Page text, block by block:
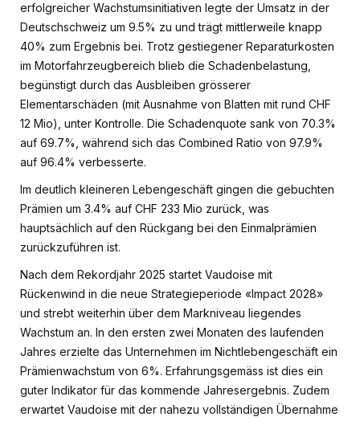
erfolgreicher Wachstumsinitiativen legte der Umsatz in der
Deutschschweiz um 9.5% zu und trägt mittlerweile knapp
40% zum Ergebnis bei. Trotz gestiegener Reparaturkosten
im Motorfahrzeugbereich blieb die Schadenbelastung,
begünstigt durch das Ausbleiben grösserer
Elementarschäden (mit Ausnahme von Blatten mit rund CHF
12 Mio), unter Kontrolle. Die Schadenquote sank von 70.3%
auf 69.7%, während sich das Combined Ratio von 97.9%
auf 96.4% verbesserte.
Im deutlich kleineren Lebengeschäft gingen die gebuchten
Prämien um 3.4% auf CHF 233 Mio zurück, was
hauptsächlich auf den Rückgang bei den Einmalprämien
zurückzuführen ist.
Nach dem Rekordjahr 2025 startet Vaudoise mit
Rückenwind in die neue Strategieperiode «Impact 2028»
und strebt weiterhin über dem Markniveau liegendes
Wachstum an. In den ersten zwei Monaten des laufenden
Jahres erzielte das Unternehmen im Nichtlebengeschäft ein
Prämienwachstum von 6%. Erfahrungsgemäss ist dies ein
guter Indikator für das kommende Jahresergebnis. Zudem
erwartet Vaudoise mit der nahezu vollständigen Übernahme